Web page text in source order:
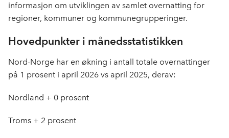
informasjon om utviklingen av samlet overnatting for
regioner, kommuner og kommunegrupperinger.
Hovedpunkter i månedsstatistikken
Nord-Norge har en økning i antall totale overnattinger
på 1 prosent i april 2026 vs april 2025, derav:
Nordland + 0 prosent
Troms + 2 prosent